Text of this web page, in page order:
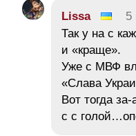
Lissa 5
Так у на с
и «краще».
Уже с МВФ
«Слава
Вот тогда
с с